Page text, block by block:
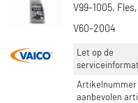
V99-1005,
V60-2004
Let op de
Artikelnummer
aanbevolen